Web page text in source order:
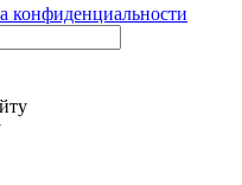
конфиденциальности